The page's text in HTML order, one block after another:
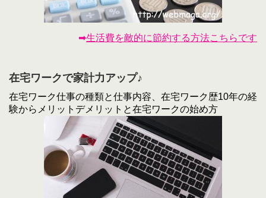
➡生活費を敵的に節約する方法こちらです
在宅ワークで家計力アップ♪
在宅ワーク仕事の種類と仕事内容、在宅ワーク歴10年の経
験からメリットデメリットと在宅ワークの始め方